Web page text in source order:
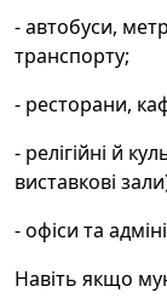
- автобуси,
транспорту;
- ресторани,
- релігійні й
виставкові
- офіси та
Навіть якщо